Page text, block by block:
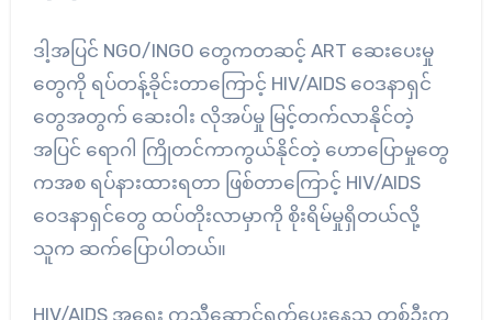
ဒါ့အပြင် NGO/INGO တွေကတဆင့် ART ဆေးပေးမှု
တွေကို ရပ်တန့်ခိုင်းတာကြောင့် HIV/AIDS ဝေဒနာရှင်
တွေအတွက် ဆေးဝါး လိုအပ်မှု မြင့်တက်လာနိုင်တဲ့
အပြင် ရောဂါ ကြိုတင်ကာကွယ်နိုင်တဲ့ ဟောပြောမှုတွေ
ကအစ ရပ်နားထားရတာ ဖြစ်တာကြောင့် HIV/AIDS
ဝေဒနာရှင်တွေ ထပ်တိုးလာမှာကို စိုးရိမ်မှုရှိတယ်လို့
သူက ဆက်ပြောပါတယ်။
HIV/AIDS အရေး ကူညီဆောင်ရွက်ပေးနေသူ တစ်ဦးက